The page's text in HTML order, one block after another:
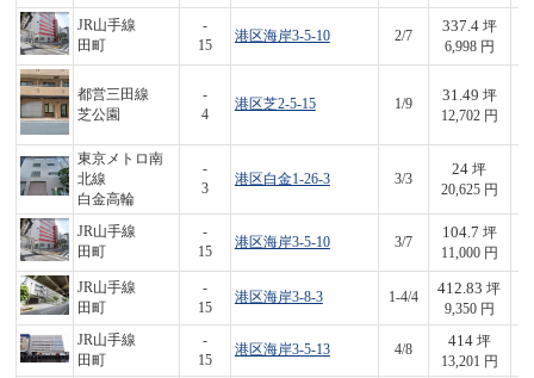
JR山手線
田町
-
15
港区海岸3-5-10 2/7
337.4坪
6,998 円
都営三田線
芝公園
-
4
港区芝2-5-15 1/9
31.49 坪
12,702 円
東京メトロ南
北線
白金高輪
-
3
港区白金1-26-3 3/3
24 坪
20,625 円
JR山手線
田町
-
15
港区海岸3-5-10 3/7
104.7 坪
11,000 円
JR山手線
田町
-
15
港区海岸3-8-3 1-4/4
412.83 坪
9,350 円
JR山手線
田町
-
15
港区海岸3-5-13 4/8
414坪
13,201 円